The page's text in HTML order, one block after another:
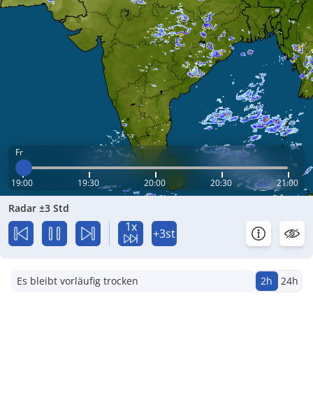
Fr
19:00 19:30 20:00 20:30 21:00
Radar ±3 Std
1x +3st
Es bleibt vorläufig trocken 2h 24h